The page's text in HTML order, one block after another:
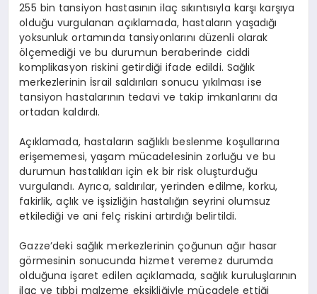
255 bin tansiyon hastasının ilaç sıkıntısıyla karşı karşıya
olduğu vurgulanan açıklamada, hastaların yaşadığı
yoksunluk ortamında tansiyonlarını düzenli olarak
ölçemediği ve bu durumun beraberinde ciddi
komplikasyon riskini getirdiği ifade edildi. Sağlık
merkezlerinin İsrail saldırıları sonucu yıkılması ise
tansiyon hastalarının tedavi ve takip imkanlarını da
ortadan kaldırdı.
Açıklamada, hastaların sağlıklı beslenme koşullarına
erişememesi, yaşam mücadelesinin zorluğu ve bu
durumun hastalıkları için ek bir risk oluşturduğu
vurgulandı. Ayrıca, saldırılar, yerinden edilme, korku,
fakirlik, açlık ve işsizliğin hastalığın seyrini olumsuz
etkilediği ve ani felç riskini artırdığı belirtildi.
Gazze’deki sağlık merkezlerinin çoğunun ağır hasar
görmesinin sonucunda hizmet veremez durumda
olduğuna işaret edilen açıklamada, sağlık kuruluşlarının
ilaç ve tıbbi malzeme eksikliğiyle mücadele ettiği